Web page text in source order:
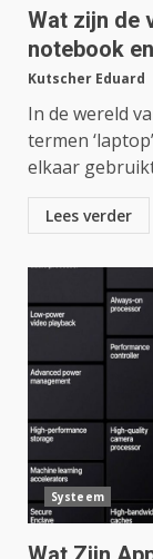
Wat zijn de
notebook
Kutscher Eduard
In de wereld
termen
elkaar
Lees verder
Systeem